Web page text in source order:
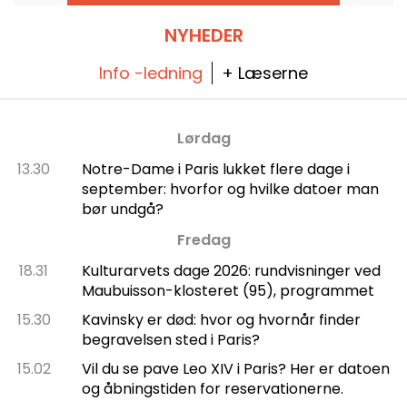
NYHEDER
Info -ledning + Læserne
Lørdag
13.30
Notre-Dame i Paris lukket flere dage i
september: hvorfor og hvilke datoer man
bør undgå?
Fredag
18.31
Kulturarvets dage 2026: rundvisninger ved
Maubuisson-klosteret (95), programmet
15.30
Kavinsky er død: hvor og hvornår finder
begravelsen sted i Paris?
15.02
Vil du se pave Leo XIV i Paris? Her er datoen
og åbningstiden for reservationerne.